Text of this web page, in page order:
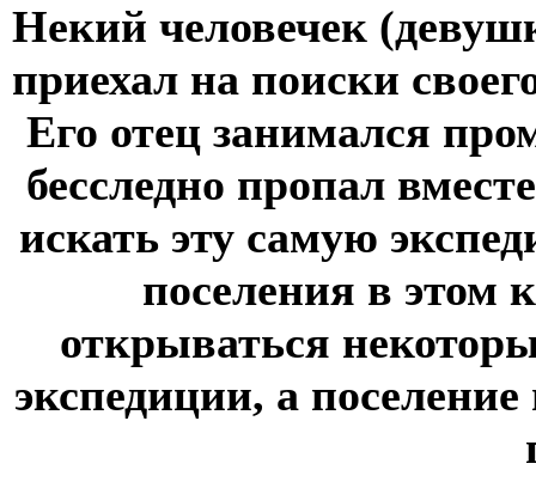
Некий человечек
приехал на поиски
Его отец занимался
бесследно пропал
искать эту самую
поселения в этом
открываться
экспедиции, а